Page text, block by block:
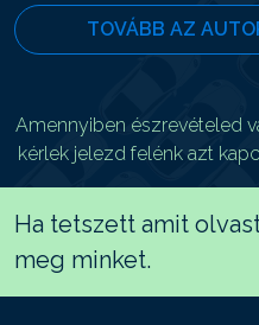
TOVÁBB AZ
Amennyiben észrevételed
kérlek jelezd felénk azt
Ha tetszett amit
meg minket.